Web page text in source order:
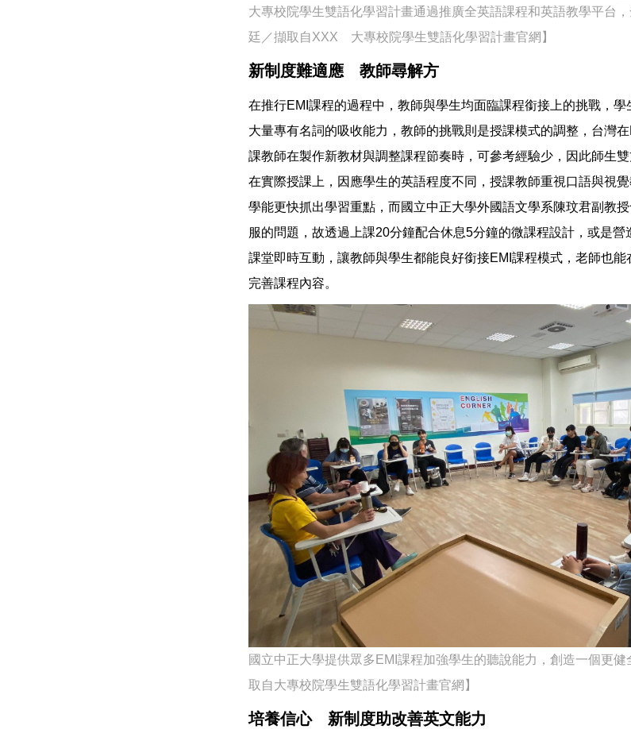
大專校院學生雙語化學習計畫通過推廣全英語課程和英語教學平台
廷／擷取自XXX 大專校院學生雙語化學習計畫官網】
新制度難適應 教師尋解方
在推行EMI課程的過程中，教師與學生均面臨課程銜接上的挑戰，
大量專有名詞的吸收能力，教師的挑戰則是授課模式的調整，台灣
課教師在製作新教材與調整課程節奏時，可參考經驗少，因此師生
在實際授課上，因應學生的英語程度不同，授課教師重視口語與視
學能更快抓出學習重點，而國立中正大學外國語文學系陳玟君副教
服的問題，故透過上課20分鐘配合休息5分鐘的微課程設計，或是
課堂即時互動，讓教師與學生都能良好銜接EMI課程模式，老師也
完善課程內容。
國立中正大學提供眾多EMI課程加強學生的聽說能力，創造一個更
取自大專校院學生雙語化學習計畫官網】
培養信心 新制度助改善英文能力